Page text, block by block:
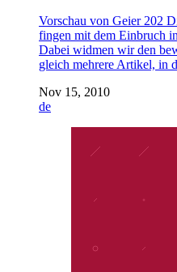
Vorschau von Geier 202
fingen mit dem Einbruch
Dabei widmen wir den
gleich mehrere Artikel, in
Nov 15, 2010
de